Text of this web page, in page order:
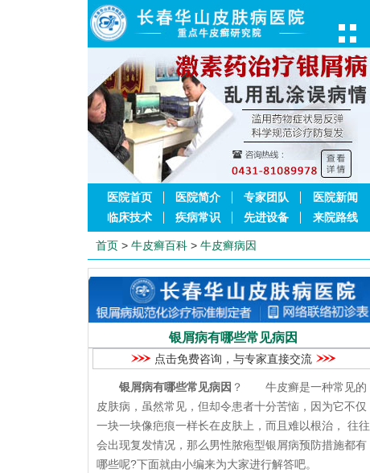
医院首页 医院简介 专家团队
医院新闻
临床技术
疾病常识 先进设备 来院路线
首页 > 牛皮癣百科 > 牛皮癣病因
银屑病有哪些常见病因
点击免费咨询，与专家直接交流
银屑病有哪些常见病因 ？ 牛皮癣是一种常见的
皮肤病，虽然常见，但却令患者十分苦恼，因为它不仅
一块一块像疤痕一样长在皮肤上，而且难以根治， 往往
会出现复发情况，那么男性脓疱型银屑病预防措施都有
哪些呢?下面就由小编来为大家进行解答吧。